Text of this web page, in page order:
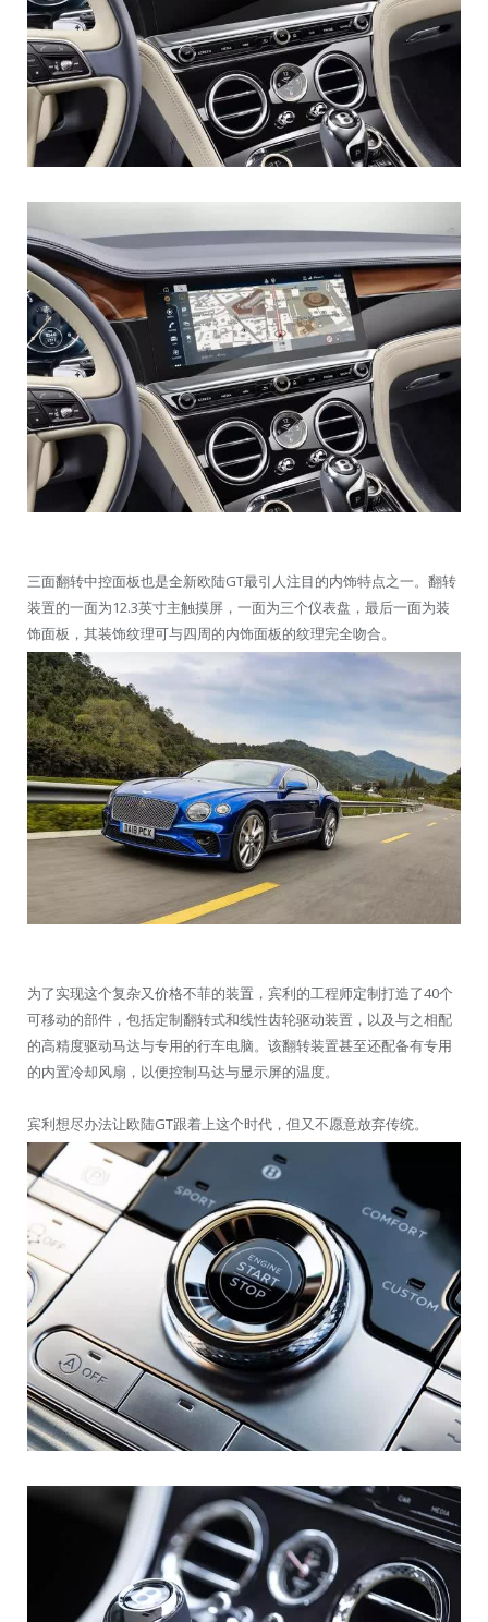
三面翻转中控面板也是全新欧陆GT最引人注目的内饰特点之一。翻转
装置的一面为12.3英寸主触摸屏，一面为三个仪表盘，最后一面为装
饰面板，其装饰纹理可与四周的内饰面板的纹理完全吻合。
为了实现这个复杂又价格不菲的装置，宾利的工程师定制打造了40个
可移动的部件，包括定制翻转式和线性齿轮驱动装置，以及与之相配
的高精度驱动马达与专用的行车电脑。该翻转装置甚至还配备有专用
的内置冷却风扇，以便控制马达与显示屏的温度。
宾利想尽办法让欧陆GT跟着上这个时代，但又不愿意放弃传统。